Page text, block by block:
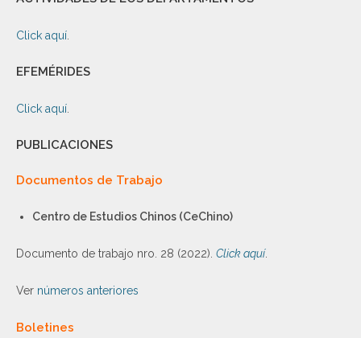
Click aquí
EFEMÉRIDES
Click aquí
PUBLICACIONES
Documentos de Trabajo
Centro de Estudios Chinos (CeChino)
Documento de trabajo nro. 28 (2022). Click aquí.
Ver números anteriores
Boletines